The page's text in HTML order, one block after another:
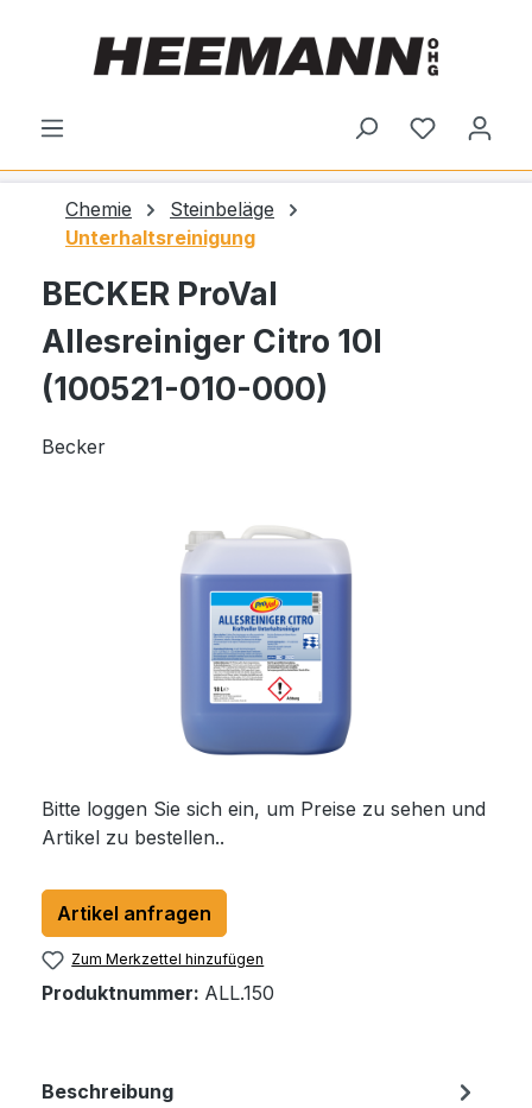
Du hast 0
Chemie
Steinbeläge
Unterhaltsreinigung
BECKER ProVal
Allesreiniger Citro 10l
(100521-010-000)
Becker
Bildergalerie überspringen
Bitte loggen Sie sich ein, um Preise zu sehen und
Artikel zu bestellen..
Artikel anfragen
Zum Merkzettel hinzufügen
Produktnummer: ALL.150
Beschreibung